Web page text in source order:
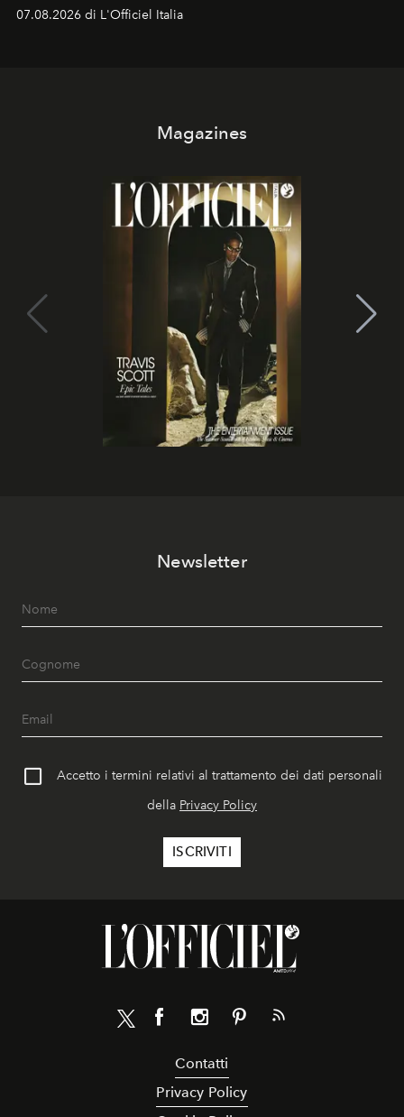
07.08.2026 di L'Officiel Italia
Magazines
Newsletter
Accetto i termini relativi al trattamento dei dati personali
della Privacy Policy
Contatti
Privacy Policy